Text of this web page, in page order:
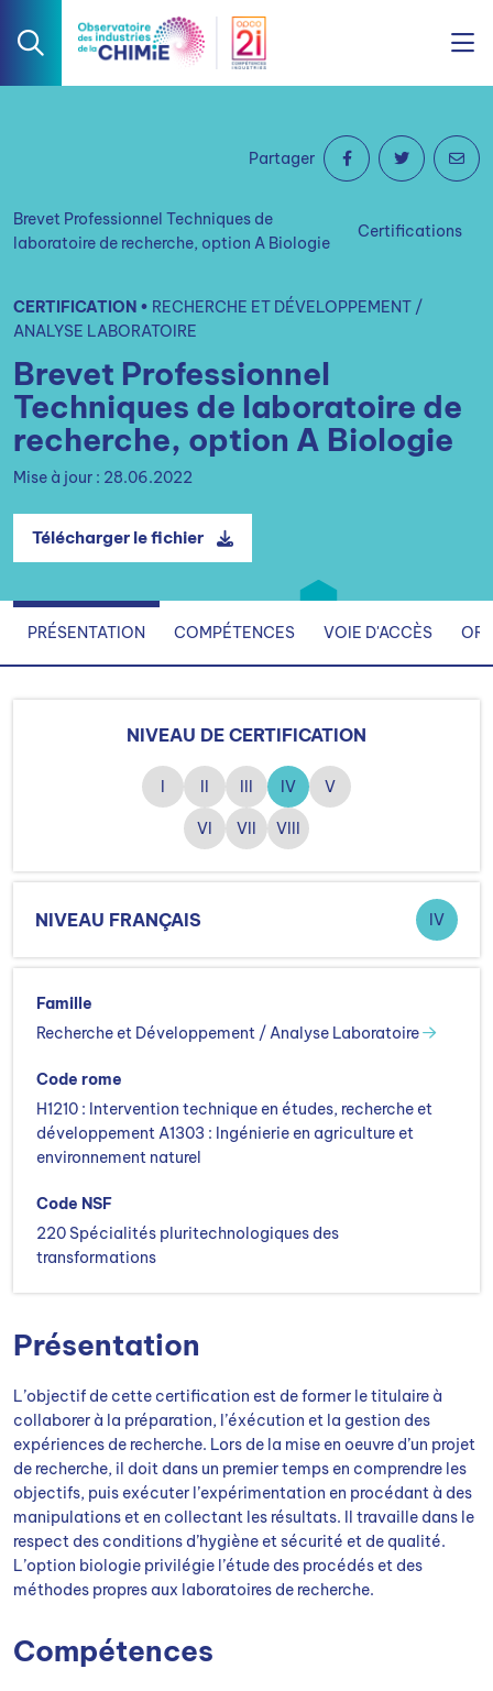
Brevet Professionnel Techniques de
laboratoire de recherche, option A Biologie
Certifications
CERTIFICATION • RECHERCHE ET DÉVELOPPEMENT /
ANALYSE LABORATOIRE
Brevet Professionnel
Techniques de laboratoire de
recherche, option A Biologie
Mise à jour : 28.06.2022
Télécharger le fichier
Partager
PRÉSENTATION COMPÉTENCES VOIE D'ACCÈS
Présentation
L’objectif de cette certification est de former le titulaire à
collaborer à la préparation, l’éxécution et la gestion des
expériences de recherche. Lors de la mise en oeuvre d’un projet
de recherche, il doit dans un premier temps en comprendre les
objectifs, puis exécuter l’expérimentation en procédant à des
manipulations et en collectant les résultats. Il travaille dans le
respect des conditions d’hygiène et sécurité et de qualité.
L’option biologie privilégie l’étude des procédés et des
méthodes propres aux laboratoires de recherche.
Compétences
NIVEAU DE CERTIFICATION
I II III IV V
VI VII VIII
NIVEAU FRANÇAIS IV
Famille
Recherche et Développement / Analyse Laboratoire
Code rome
H1210 : Intervention technique en études, recherche et
développement A1303 : Ingénierie en agriculture et
environnement naturel
Code NSF
220 Spécialités pluritechnologiques des
transformations